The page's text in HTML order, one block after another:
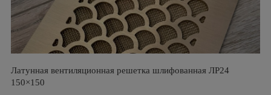
Латунная вентиляционная решетка шлифованная ЛР24
150×150